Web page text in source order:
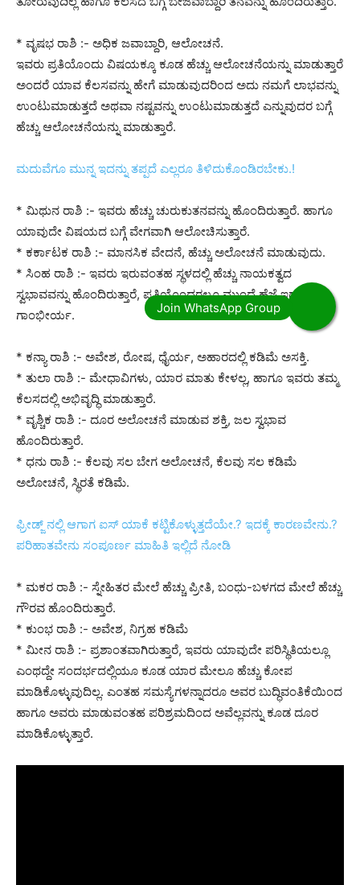
* ವೃಷಭ ರಾಶಿ :- ಅಧಿಕ ಜವಾಬ್ದಾರಿ, ಆಲೋಚನೆ.
ಇವರು ಪ್ರತಿಯೊಂದು ವಿಷಯಕ್ಕೂ ಕೂಡ ಹೆಚ್ಚು ಆಲೋಚನೆಯನ್ನು ಮಾಡುತ್ತಾರೆ
ಅಂದರೆ ಯಾವ ಕೆಲಸವನ್ನು ಹೇಗೆ ಮಾಡುವುದರಿಂದ ಅದು ನಮಗೆ ಲಾಭವನ್ನು
ಉಂಟುಮಾಡುತ್ತದೆ ಅಥವಾ ನಷ್ಟವನ್ನು ಉಂಟುಮಾಡುತ್ತದೆ ಎನ್ನುವುದರ ಬಗ್ಗೆ
ಹೆಚ್ಚು ಆಲೋಚನೆಯನ್ನು ಮಾಡುತ್ತಾರೆ.
ಮದುವೆಗೂ ಮುನ್ನ ಇದನ್ನು ತಪ್ಪದೆ ಎಲ್ಲರೂ ತಿಳಿದುಕೊಂಡಿರಬೇಕು.!
* ಮಿಥುನ ರಾಶಿ :- ಇವರು ಹೆಚ್ಚು ಚುರುಕುತನವನ್ನು ಹೊಂದಿರುತ್ತಾರೆ. ಹಾಗೂ
ಯಾವುದೇ ವಿಷಯದ ಬಗ್ಗೆ ವೇಗವಾಗಿ ಆಲೋಚಿಸುತ್ತಾರೆ.
* ಕರ್ಕಾಟಕ ರಾಶಿ :- ಮಾನಸಿಕ ವೇದನೆ, ಹೆಚ್ಚು ಅಲೋಚನೆ ಮಾಡುವುದು.
* ಸಿಂಹ ರಾಶಿ :- ಇವರು ಇರುವಂತಹ ಸ್ಥಳದಲ್ಲಿ ಹೆಚ್ಚು ನಾಯಕತ್ವದ
ಸ್ವಭಾವವನ್ನು ಹೊಂದಿರುತ್ತಾರೆ, ಪ್ರತಿಯೊಂದರಲ್ಲೂ ಮುಂದೆ ಹೆಜ್ಜೆ ಇಡುತ್ತಾರೆ,
ಗಾಂಭೀರ್ಯ.
* ಕನ್ಯಾ ರಾಶಿ :- ಅವೇಶ, ರೋಷ, ಧೈರ್ಯ, ಅಹಾರದಲ್ಲಿ ಕಡಿಮೆ ಅಸಕ್ತಿ.
* ತುಲಾ ರಾಶಿ :- ಮೇಧಾವಿಗಳು, ಯಾರ ಮಾತು ಕೇಳಲ್ಲ, ಹಾಗೂ ಇವರು ತಮ್ಮ
ಕೆಲಸದಲ್ಲಿ ಅಭಿವೃದ್ಧಿ ಮಾಡುತ್ತಾರೆ.
* ವೃಶ್ಚಿಕ ರಾಶಿ :- ದೂರ ಅಲೋಚನೆ ಮಾಡುವ ಶಕ್ತಿ, ಜಲ ಸ್ವಭಾವ
ಹೊಂದಿರುತ್ತಾರೆ.
* ಧನು ರಾಶಿ :- ಕೆಲವು ಸಲ ಬೇಗ ಅಲೋಚನೆ, ಕೆಲವು ಸಲ ಕಡಿಮೆ
ಅಲೋಚನೆ, ಸ್ಥಿರತೆ ಕಡಿಮೆ.
ಫ್ರೀಡ್ಜ್ ನಲ್ಲಿ ಆಗಾಗ ಐಸ್ ಯಾಕೆ ಕಟ್ಟಿಕೊಳ್ಳುತ್ತದೆಯೇ.? ಇದಕ್ಕೆ ಕಾರಣವೇನು.?
ಪರಿಹಾತವೇನು ಸಂಪೂರ್ಣ ಮಾಹಿತಿ ಇಲ್ಲಿದೆ ನೋಡಿ
* ಮಕರ ರಾಶಿ :- ಸ್ನೇಹಿತರ ಮೇಲೆ ಹೆಚ್ಚು ಪ್ರೀತಿ, ಬಂಧು-ಬಳಗದ ಮೇಲೆ ಹೆಚ್ಚು
ಗೌರವ ಹೊಂದಿರುತ್ತಾರೆ.
* ಕುಂಭ ರಾಶಿ :- ಅವೇಶ, ನಿಗ್ರಹ ಕಡಿಮೆ
* ಮೀನ ರಾಶಿ :- ಪ್ರಶಾಂತವಾಗಿರುತ್ತಾರೆ, ಇವರು ಯಾವುದೇ ಪರಿಸ್ಥಿತಿಯಲ್ಲೂ
ಎಂಥದ್ದೇ ಸಂದರ್ಭದಲ್ಲಿಯೂ ಕೂಡ ಯಾರ ಮೇಲೂ ಹೆಚ್ಚು ಕೋಪ
ಮಾಡಿಕೊಳ್ಳುವುದಿಲ್ಲ. ಎಂತಹ ಸಮಸ್ಯೆಗಳನ್ನಾದರೂ ಅವರ ಬುದ್ಧಿವಂತಿಕೆಯಿಂದ
ಹಾಗೂ ಅವರು ಮಾಡುವಂತಹ ಪರಿಶ್ರಮದಿಂದ ಅವೆಲ್ಲವನ್ನು ಕೂಡ ದೂರ
ಮಾಡಿಕೊಳ್ಳುತ್ತಾರೆ.